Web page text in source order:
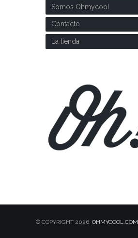
Somos Ohmycool
Contacto
La tienda
© COPYRIGHT 2026. OHMYCOOL.COM